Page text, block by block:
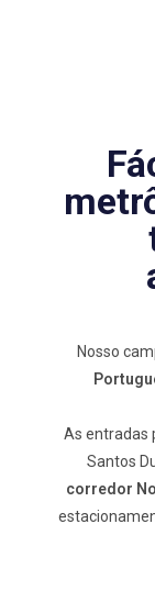
Nosso
As entradas
Santos
corredor